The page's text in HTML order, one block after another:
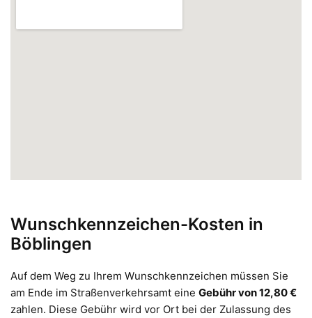
Wunschkennzeichen-Kosten in
Böblingen
Auf dem Weg zu Ihrem Wunschkennzeichen müssen Sie
am Ende im Straßenverkehrsamt eine Gebühr von 12,80 €
zahlen. Diese Gebühr wird vor Ort bei der Zulassung des